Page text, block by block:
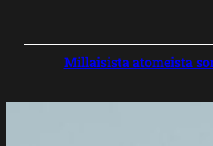
Millaisista atomeista